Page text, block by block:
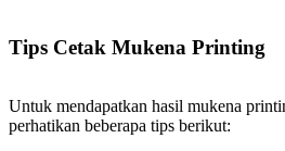
Tips Cetak Mukena Printing
Untuk mendapatkan hasil mukena
perhatikan beberapa tips berikut: